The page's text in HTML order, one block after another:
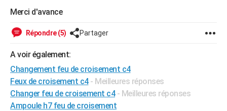
Art de vivre
Bien-être
Loisirs
Mode
Modes de vie
Alimentation
Guide de la santé
Maladies
Médicaments
Sommeil
Destinations
City break
Voyage nature
Voyage de noces
Forum
Climat
+PHOTO
GUIDES D'ACHAT
Merci d'avance
Répondre (5) Partager
A voir également:
Changement feu de croisement c4
Feux de croisement c4 - Meilleures réponses
Changer feu de croisement c4 - Meilleures réponses
Ampoule h7 feu de croisement